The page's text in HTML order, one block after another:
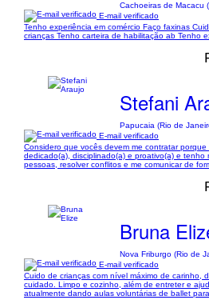
Cachoeiras de Macacu
E-mail verificado
Tenho experiência em comércio Faço faxinas
crianças Tenho carteira de habilitação ab Tenho
Stefani
Papucaia (Rio de
E-mail verificado
Considero que vocês devem me contratar porque
dedicado(a), disciplinado(a) e proativo(a) e tenho
pessoas, resolver conflitos e me comunicar de
Bruna
Nova Friburgo (Rio de
E-mail verificado
Cuido de crianças com nível máximo de carinho,
cuidado. Limpo e cozinho, além de entreter e
atualmente dando aulas voluntárias de ballet